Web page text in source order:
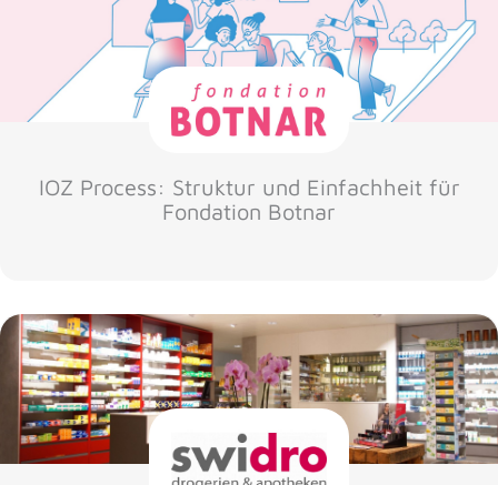
IOZ Process: Struktur und Einfachheit für
Fondation Botnar